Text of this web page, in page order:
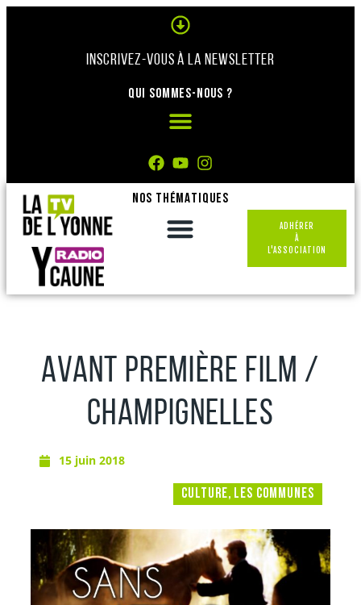
Panneau de gestion des cookies
INSCRIVEZ-VOUS À LA NEWSLETTER
QUI SOMMES-NOUS ?
NOS THÉMATIQUES
ADHÉRER
À
L'ASSOCIATION
AVANT PREMIÈRE FILM /
CHAMPIGNELLES
15 juin 2018
CULTURE, LES COMMUNES